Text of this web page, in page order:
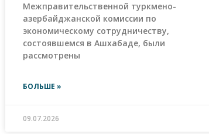
Межправительственной туркмено-
азербайджанской комиссии по
экономическому сотрудничеству,
состоявшемся в Ашхабаде, были
рассмотрены
БОЛЬШЕ »
09.07.2026